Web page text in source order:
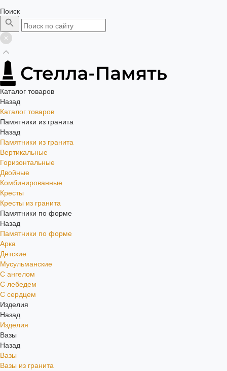
Поиск
Каталог товаров
Назад
Каталог товаров
Памятники из гранита
Назад
Памятники из гранита
Вертикальные
Горизонтальные
Двойные
Комбинированные
Кресты
Кресты из гранита
Памятники по форме
Назад
Памятники по форме
Арка
Детские
Мусульманские
С ангелом
С лебедем
С сердцем
Изделия
Назад
Изделия
Вазы
Назад
Вазы
Вазы из гранита